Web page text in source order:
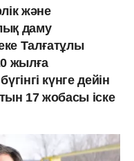
және
даму
Талғатұлы
жылға
күнге дейін
17 жобасы іске